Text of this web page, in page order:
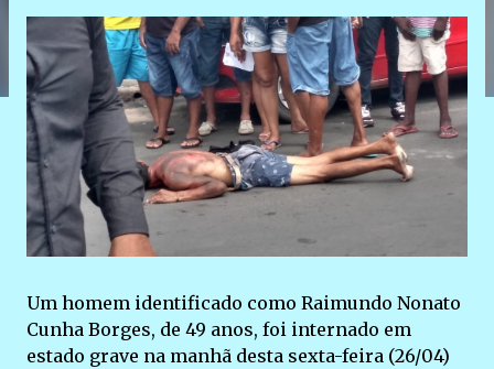
Um homem identificado como Raimundo Nonato
Cunha Borges, de 49 anos, foi internado em
estado grave na manhã desta sexta-feira (26/04)